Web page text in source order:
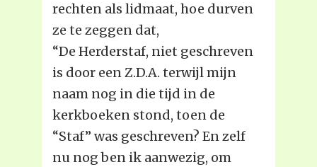
rechten als lidmaat, hoe durven
ze te zeggen dat,
“De Herderstaf, niet geschreven
is door een Z.D.A. terwijl mijn
naam nog in die tijd in de
kerkboeken stond, toen de
“Staf” was geschreven? En zelf
nu nog ben ik aanwezig, om